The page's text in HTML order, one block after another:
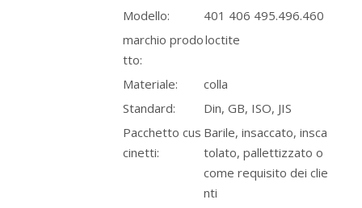
Modello:
401 406 495.496.460
marchio prodo
tto:
loctite
Materiale:
colla
Standard:
Din, GB, ISO, JIS
Pacchetto cus
cinetti:
Barile, insaccato, insca
tolato, pallettizzato o
come requisito dei clie
nti